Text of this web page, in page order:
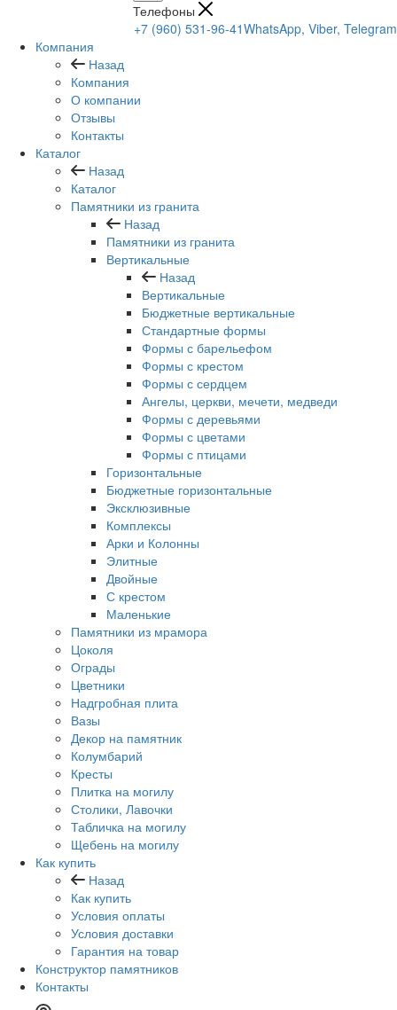
Телефоны
+7 (960) 531-96-41WhatsApp, Viber, Telegram
Компания
Назад
Компания
О компании
Отзывы
Контакты
Каталог
Назад
Каталог
Памятники из гранита
Назад
Памятники из гранита
Вертикальные
Назад
Вертикальные
Бюджетные вертикальные
Стандартные формы
Формы с барельефом
Формы с крестом
Формы с сердцем
Ангелы, церкви, мечети, медведи
Формы с деревьями
Формы с цветами
Формы с птицами
Горизонтальные
Бюджетные горизонтальные
Эксклюзивные
Комплексы
Арки и Колонны
Элитные
Двойные
С крестом
Маленькие
Памятники из мрамора
Цоколя
Ограды
Цветники
Надгробная плита
Вазы
Декор на памятник
Колумбарий
Кресты
Плитка на могилу
Столики, Лавочки
Табличка на могилу
Щебень на могилу
Как купить
Назад
Как купить
Условия оплаты
Условия доставки
Гарантия на товар
Конструктор памятников
Контакты